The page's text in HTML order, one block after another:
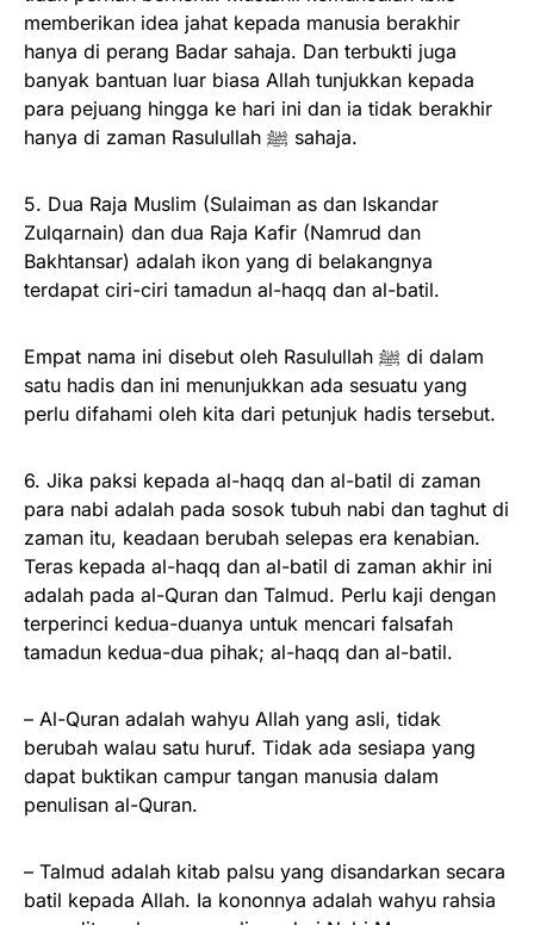
memberikan idea jahat kepada manusia berakhir
hanya di perang Badar sahaja. Dan terbukti juga
banyak bantuan luar biasa Allah tunjukkan kepada
para pejuang hingga ke hari ini dan ia tidak berakhir
hanya di zaman Rasulullah ﷺ sahaja.
5. Dua Raja Muslim (Sulaiman as dan Iskandar
Zulqarnain) dan dua Raja Kafir (Namrud dan
Bakhtansar) adalah ikon yang di belakangnya
terdapat ciri-ciri tamadun al-haqq dan al-batil.
Empat nama ini disebut oleh Rasulullah ﷺ di dalam
satu hadis dan ini menunjukkan ada sesuatu yang
perlu difahami oleh kita dari petunjuk hadis tersebut.
6. Jika paksi kepada al-haqq dan al-batil di zaman
para nabi adalah pada sosok tubuh nabi dan taghut di
zaman itu, keadaan berubah selepas era kenabian.
Teras kepada al-haqq dan al-batil di zaman akhir ini
adalah pada al-Quran dan Talmud. Perlu kaji dengan
terperinci kedua-duanya untuk mencari falsafah
tamadun kedua-dua pihak; al-haqq dan al-batil.
– Al-Quran adalah wahyu Allah yang asli, tidak
berubah walau satu huruf. Tidak ada sesiapa yang
dapat buktikan campur tangan manusia dalam
penulisan al-Quran.
– Talmud adalah kitab palsu yang disandarkan secara
batil kepada Allah. Ia kononnya adalah wahyu rahsia